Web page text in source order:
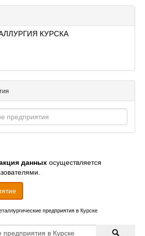
КУРСКА
данных осуществляется
предприятия в Курске